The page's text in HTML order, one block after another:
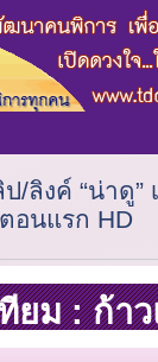
/ลิงค์ “น่าดู”
อนแรก HD
ยม : ก้า